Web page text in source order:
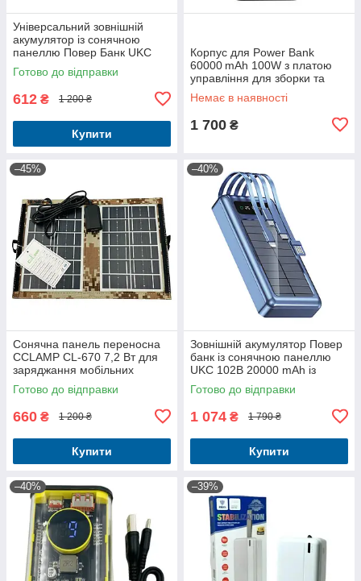
Універсальний зовнішній
акумулятор із сонячною
панеллю Повер Банк UKC
10000mAh SOLAR з
яскравими 2 LED-
Готово до відправки
612 ₴ 1 200 ₴
Купити
Корпус для Power Bank
60000 mAh 100W з платою
управління для зборки та
ремонту
Немає в наявності
1 700 ₴
–45%
Сонячна панель переносна
CCLAMP CL-670 7,2 Вт для
заряджання мобільних
пристроїв, камуфляж
Готово до відправки
660 ₴ 1 200 ₴
Купити
–40%
Зовнішній акумулятор Повер
банк із сонячною панеллю
UKC 102B 20000 mAh із
вбудованими кабелями та
роз'ємами
Готово до відправки
1 074 ₴ 1 790 ₴
Купити
–40% –39%